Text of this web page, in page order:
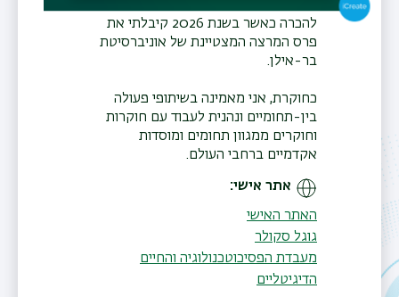
להכרה כאשר בשנת 2026 קיבלתי את
פרס המרצה המצטיינת של אוניברסיטת
בר-אילן.
כחוקרת, אני מאמינה בשיתופי פעולה
בין-תחומיים ונהנית לעבוד עם חוקרות
וחוקרים ממגוון תחומים ומוסדות
אקדמיים ברחבי העולם.
אתר אישי
האתר האישי
גוגל סקולר
מעבדת הפסיכוטכנולוגיה והחיים
הדיגיטליים